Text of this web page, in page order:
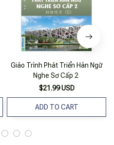
Giáo Trình Phát Triển Hán Ngữ
Nghe Sơ Cấp 2
$21.99 USD
ADD TO CART